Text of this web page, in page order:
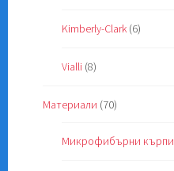
Kimberly-Clark (6)
Vialli (8)
Материали (70)
Микрофибърни